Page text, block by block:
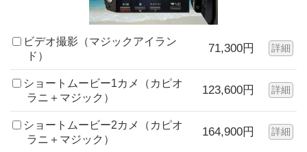
ビデオ撮影（マジックアイラン
ド）
71,300円 詳細
ショートムービー1カメ（カピオ
ラニ＋マジック）
123,600円 詳細
ショートムービー2カメ（カピオ
ラニ＋マジック）
164,900円 詳細